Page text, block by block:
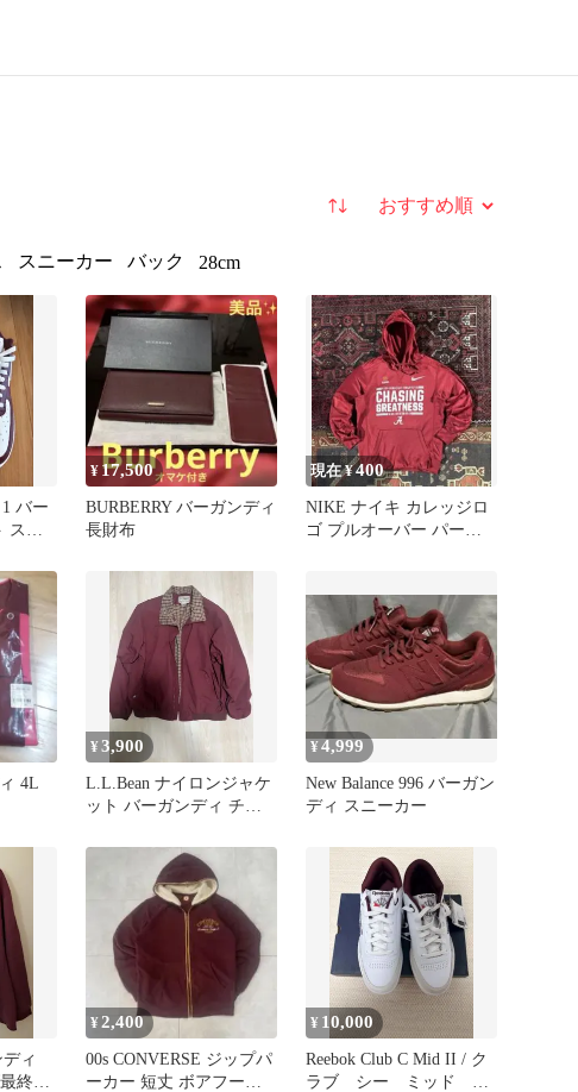
並び替え
スニーカー バック 28cm
バー
ニ
¥ 17,500
BURBERRY バーガンディ
長財布
現在 ¥400
NIKE ナイキ カレッジロ
ゴ プルオーバー パーカ
4L
¥3,900
L.L.Bean ナイロンジャケ
ット バーガンディ チェ
¥4,999
New Balance 996 バーガン
ディ スニーカー
ィ
終価
¥2,400
00s CONVERSE ジップパ
ーカー 短丈 ボアフード
¥ 10,000
Reebok Club C Mid II / ク
ラブ シー ミッド ス